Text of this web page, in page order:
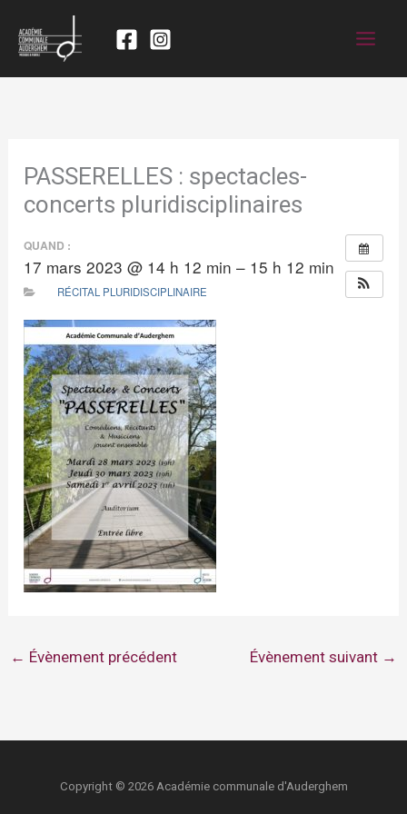
PASSERELLES : spectacles-
concerts pluridisciplinaires
QUAND :
17 mars 2023 @ 14 h 12 min – 15 h 12 min
RÉCITAL PLURIDISCIPLINAIRE
← Évènement précédent Évènement suivant →
Copyright © 2026 Académie communale d'Auderghem